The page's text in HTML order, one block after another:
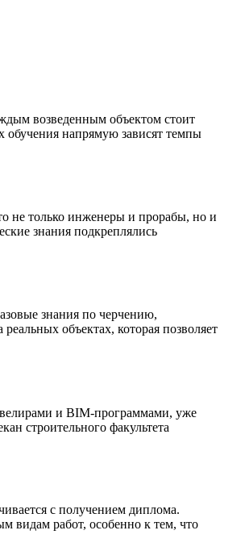
возведенным объектом стоит
обучения напрямую зависят темпы
не только инженеры и прорабы, но и
знания подкреплялись
знания по черчению,
объектах, которая позволяет
и BIM-программами, уже
строительного факультета
с получением диплома.
видам работ, особенно к тем, что